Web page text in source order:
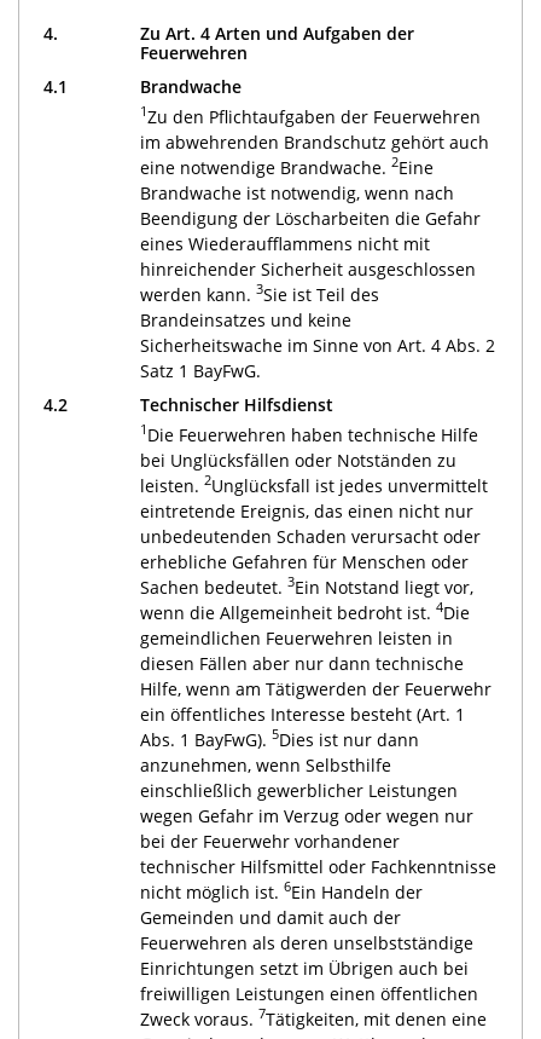
4.
Zu Art. 4 Arten und Aufgaben der
Feuerwehren
4.1
Brandwache
1Zu den Pflichtaufgaben der Feuerwehren
im abwehrenden Brandschutz gehört auch
eine notwendige Brandwache. 2Eine
Brandwache ist notwendig, wenn nach
Beendigung der Löscharbeiten die Gefahr
eines Wiederaufflammens nicht mit
hinreichender Sicherheit ausgeschlossen
werden kann. 3Sie ist Teil des
Brandeinsatzes und keine
Sicherheitswache im Sinne von Art. 4 Abs. 2
Satz 1 BayFwG.
4.2
Technischer Hilfsdienst
1 Die Feuerwehren haben technische Hilfe
bei Unglücksfällen oder Notständen zu
leisten. 2Unglücksfall ist jedes unvermittelt
eintretende Ereignis, das einen nicht nur
unbedeutenden Schaden verursacht oder
erhebliche Gefahren für Menschen oder
Sachen bedeutet. 3Ein Notstand liegt vor,
wenn die Allgemeinheit bedroht ist. 4Die
gemeindlichen Feuerwehren leisten in
diesen Fällen aber nur dann technische
Hilfe, wenn am Tätigwerden der Feuerwehr
ein öffentliches Interesse besteht (Art. 1
Abs. 1 BayFwG). 5Dies ist nur dann
anzunehmen, wenn Selbsthilfe
einschließlich gewerblicher Leistungen
wegen Gefahr im Verzug oder wegen nur
bei der Feuerwehr vorhandener
technischer Hilfsmittel oder Fachkenntnisse
nicht möglich ist. 6Ein Handeln der
Gemeinden und damit auch der
Feuerwehren als deren unselbstständige
Einrichtungen setzt im Übrigen auch bei
freiwilligen Leistungen einen öffentlichen
Zweck voraus. 7Tätigkeiten, mit denen eine